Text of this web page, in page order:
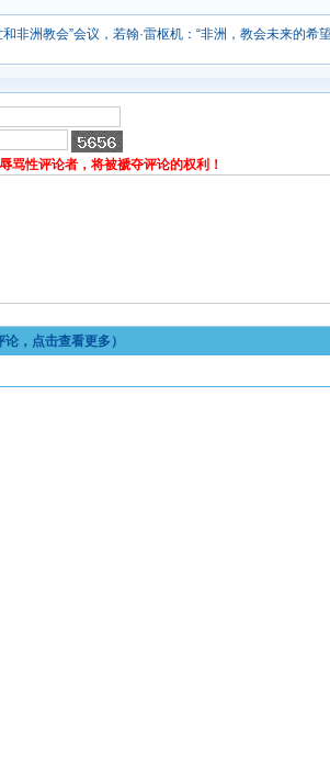
和非洲教会”会议，若翰·雷枢机：“非洲，教会未来的希
骂性评论者，将被褫夺评论的权利！
论，点击查看更多）